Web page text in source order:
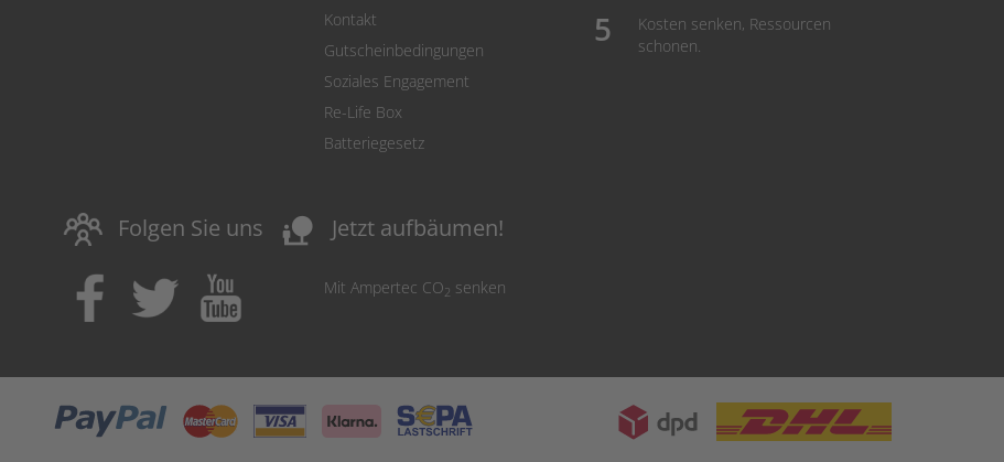
Kontakt
Gutscheinbedingungen
Soziales Engagement
Re-Life Box
Batteriegesetz
Kosten senken, Ressourcen
schonen.
Folgen Sie uns nature_people Jetzt aufbäumen!
Mit Ampertec CO2 senken